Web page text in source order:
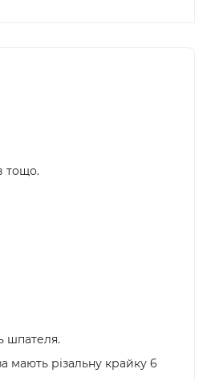
тощо.
шпателя.
мають різальну крайку 6